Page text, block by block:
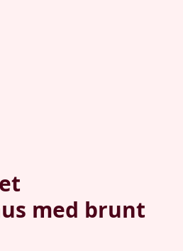
med brunt